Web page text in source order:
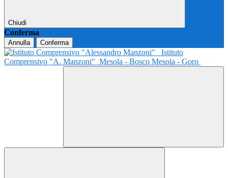
Chiudi
Conferma
Annulla Conferma
Istituto
Comprensivo "A. Manzoni" Mesola - Bosco Mesola - Goro